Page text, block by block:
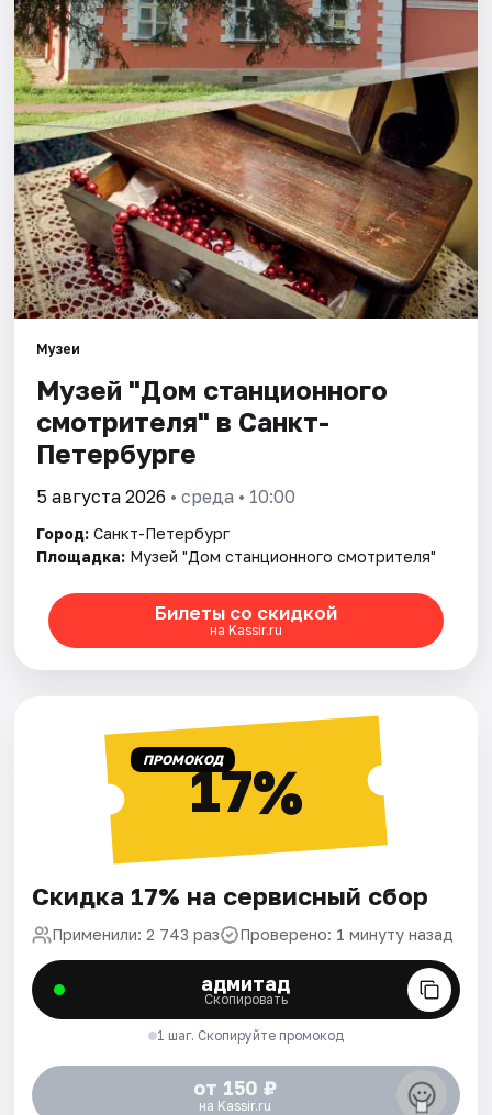
Площадки
Артисты
Рейтинги
Музеи
Музей "Дом станционного
смотрителя" в Санкт-
Петербурге
5 августа 2026 • среда • 10:00
Город: Санкт-Петербург
Площадка: Музей "Дом станционного смотрителя"
Билеты со скидкой
на Kassir.ru
ПРОМОКОД17%
Скидка 17% на сервисный сбор
Применили: 2 743 раз Проверено: 1 минуту назад
адмитад
Скопировать
1 шаг. Скопируйте промокод
от 150 ₽
на Kassir.ru